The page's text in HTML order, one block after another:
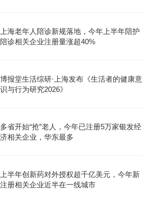
上海老年人陪诊新规落地，今年上半年陪护
陪诊相关企业注册量涨超40%
博报堂生活综研·上海发布《生活者的健康意
识与行为研究2026》
多省开始“抢”老人，今年已注册5万家银发经
济相关企业，华东最多
上半年创新药对外授权超千亿美元，今年新
注册相关企业近半在一线城市